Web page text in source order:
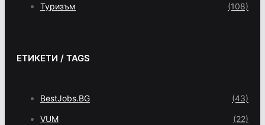
Туризъм (108)
ЕТИКЕТИ / TAGS
BestJobs.BG (43)
VUM (22)